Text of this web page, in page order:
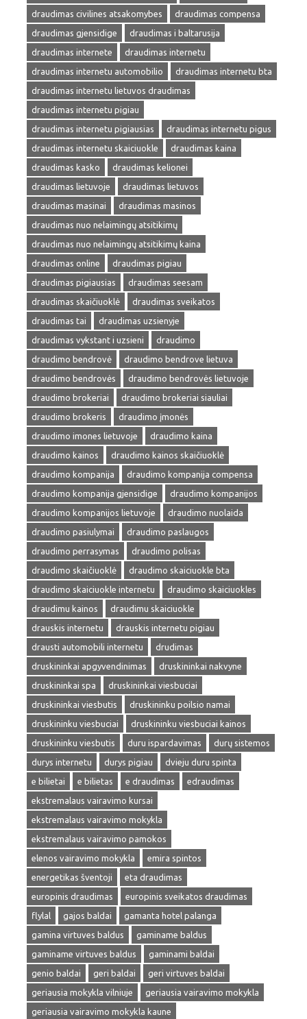
draudimas civilines atsakomybes
draudimas compensa
draudimas gjensidige
draudimas i baltarusija
draudimas internete
draudimas internetu
draudimas internetu automobilio
draudimas internetu bta
draudimas internetu lietuvos draudimas
draudimas internetu pigiau
draudimas internetu pigiausias
draudimas internetu pigus
draudimas internetu skaiciuokle
draudimas kaina
draudimas kasko
draudimas kelionei
draudimas lietuvoje
draudimas lietuvos
draudimas masinai
draudimas masinos
draudimas nuo nelaimingų atsitikimų
draudimas nuo nelaimingų atsitikimų kaina
draudimas online
draudimas pigiau
draudimas pigiausias
draudimas seesam
draudimas skaičiuoklė
draudimas sveikatos
draudimas tai
draudimas uzsienyje
draudimas vykstant i uzsieni
draudimo
draudimo bendrovė
draudimo bendrove lietuva
draudimo bendrovės
draudimo bendrovės lietuvoje
draudimo brokeriai
draudimo brokeriai siauliai
draudimo brokeris
draudimo įmonės
draudimo imones lietuvoje
draudimo kaina
draudimo kainos
draudimo kainos skaičiuoklė
draudimo kompanija
draudimo kompanija compensa
draudimo kompanija gjensidige
draudimo kompanijos
draudimo kompanijos lietuvoje
draudimo nuolaida
draudimo pasiulymai
draudimo paslaugos
draudimo perrasymas
draudimo polisas
draudimo skaičiuoklė
draudimo skaiciuokle bta
draudimo skaiciuokle internetu
draudimo skaiciuokles
draudimu kainos
draudimu skaiciuokle
drauskis internetu
drauskis internetu pigiau
drausti automobili internetu
drudimas
druskininkai apgyvendinimas
druskininkai nakvyne
druskininkai spa
druskininkai viesbuciai
druskininkai viesbutis
druskininku poilsio namai
druskininku viesbuciai
druskininku viesbuciai kainos
druskininku viesbutis
duru ispardavimas
durų sistemos
durys internetu
durys pigiau
dvieju duru spinta
e bilietai
e bilietas e draudimas
edraudimas
ekstremalaus vairavimo kursai
ekstremalaus vairavimo mokykla
ekstremalaus vairavimo pamokos
elenos vairavimo mokykla
emira spintos
energetikas šventoji
eta draudimas
europinis draudimas
europinis sveikatos draudimas
flylal
gajos baldai
gamanta hotel palanga
gamina virtuves baldus
gaminame baldus
gaminame virtuves baldus
gaminami baldai
genio baldai
geri baldai
geri virtuves baldai
geriausia mokykla vilniuje
geriausia vairavimo mokykla
geriausia vairavimo mokykla kaune